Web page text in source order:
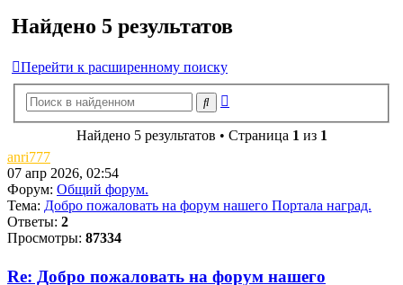
Найдено 5 результатов
Перейти к расширенному поиску
Поиск
Найдено 5 результатов • Страница 1 из 1
anri777
07 апр 2026, 02:54
Форум: Общий форум.
Тема: Добро пожаловать на форум нашего Портала наград.
Ответы: 2
Просмотры: 87334
Re: Добро пожаловать на форум нашего